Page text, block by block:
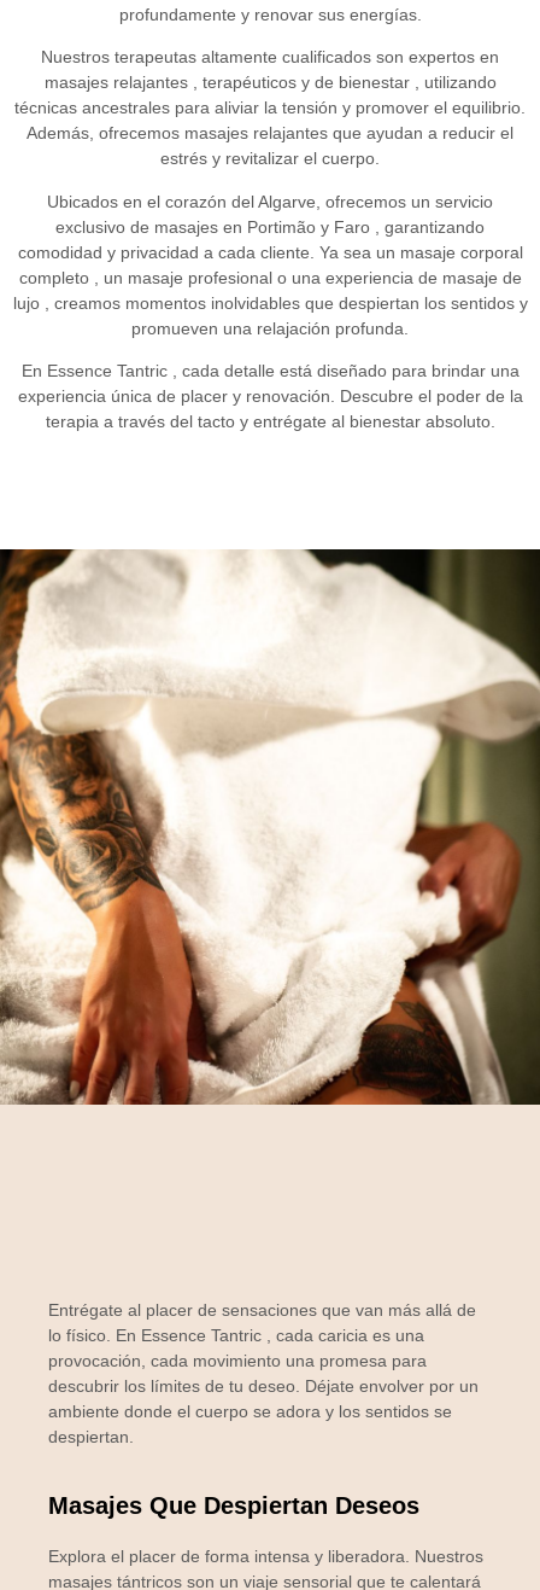
profundamente y renovar sus energías.
Nuestros terapeutas altamente cualificados son expertos en
masajes relajantes, terapéuticosy de bienestar, utilizando
técnicas ancestrales para aliviar la tensión y promover el equilibrio.
Además, ofrecemos masajes relajantes que ayudan a reducir el
estrés y revitalizar el cuerpo.
Ubicados en el corazón del Algarve, ofrecemos un servicio
exclusivo de masajes en Portimão y Faro , garantizando
comodidad y privacidad a cada cliente. Ya sea un masaje corporal
completo, un masaje profesionalo una experiencia de masaje de
lujo, creamos momentos inolvidables que despiertan los sentidos y
promueven una relajación profunda.
En Essence Tantric, cada detalle está diseñado para brindar una
experiencia única de placer y renovación. Descubre el poder de la
terapia a través del tacto y entrégate al bienestar absoluto.
Entrégate al placer de sensaciones que van más allá de
lo físico. En Essence Tantric , cada caricia es una
provocación, cada movimiento una promesa para
descubrir los límites de tu deseo. Déjate envolver por un
ambiente donde el cuerpo se adora y los sentidos se
despiertan.
Masajes Que Despiertan Deseos
Explora el placer de forma intensa y liberadora. Nuestros
masajes tántricos son un viaje sensorial que te calentará